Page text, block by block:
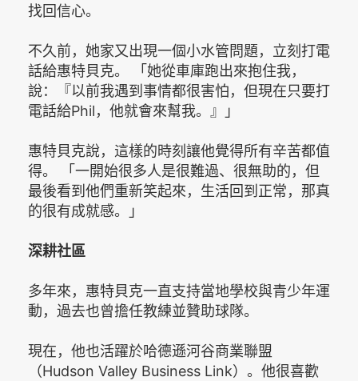
找回信心。
不久前，她家又出現一個小水管問題，立刻打電
話給惠特貝克。 「她從車庫跑出來抱住我，
說：『以前我遇到事情都很害怕，但現在只要打
電話給Phil，他就會來幫我。』」
惠特貝克說，這樣的時刻讓他覺得所有辛苦都值
得。 「一開始很多人是很難過、很無助的，但
最後看到他們重新笑起來，生活回到正常，那真
的很有成就感。」
深耕社區
多年來，惠特貝克一直支持當地學校與青少年運
動，過去也曾擔任教練並贊助球隊。
現在，他也活躍於哈德遜河谷商業聯盟
（Hudson Valley Business Link）。他很喜歡